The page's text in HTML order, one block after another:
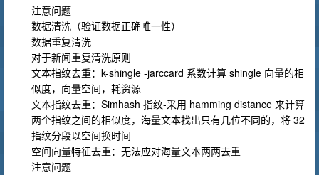
注意问题
数据清洗（验证数据正确唯一性）
数据重复清洗
对于新闻重复清洗原则
文本指纹去重：k-shingle -jarccard 系数计算 shingle 向量的相
似度，向量空间，耗资源
文本指纹去重：Simhash 指纹-采用 hamming distance 来计算
两个指纹之间的相似度，海量文本找出只有几位不同的，将 32
指纹分段以空间换时间
空间向量特征去重：无法应对海量文本两两去重
注意问题